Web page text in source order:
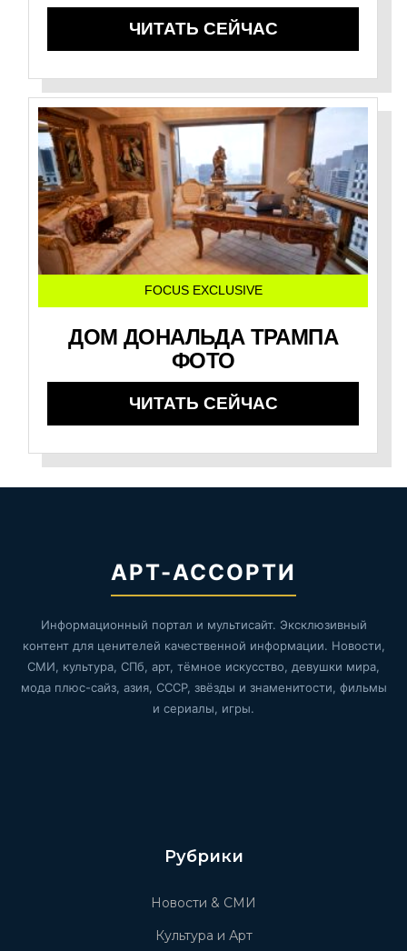
ЧИТАТЬ СЕЙЧАС
FOCUS EXCLUSIVE
ДОМ ДОНАЛЬДА ТРАМПА
ФОТО
ЧИТАТЬ СЕЙЧАС
АРТ-АССОРТИ
Информационный портал и мультисайт. Эксклюзивный
контент для ценителей качественной информации. Новости,
СМИ, культура, СПб, арт, тёмное искусство, девушки мира,
мода плюс-сайз, азия, СССР, звёзды и знаменитости, фильмы
и сериалы, игры.
Рубрики
Новости & СМИ
Культура и Арт